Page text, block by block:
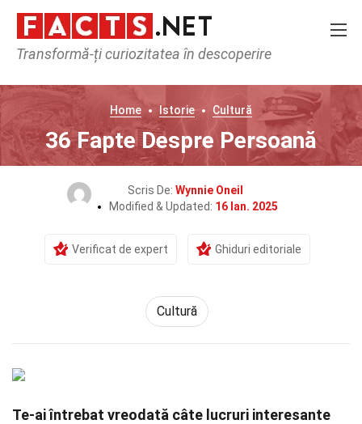
Transformă-ți curiozitatea în descoperire
Home Istorie Cultură
36 Fapte Despre Persoană
Scris De: Wynnie Oneil
Modified & Updated: 16 Ian. 2025
Verificat de expert Ghiduri editoriale
Cultură
Te-ai întrebat vreodată câte lucruri interesante